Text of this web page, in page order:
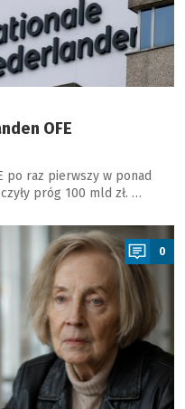
OFE
po raz pierwszy w ponad
próg 100 mld zł. …
0